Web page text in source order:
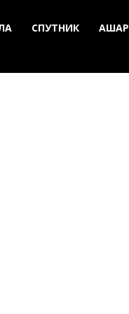
СПУТНИК АШАР